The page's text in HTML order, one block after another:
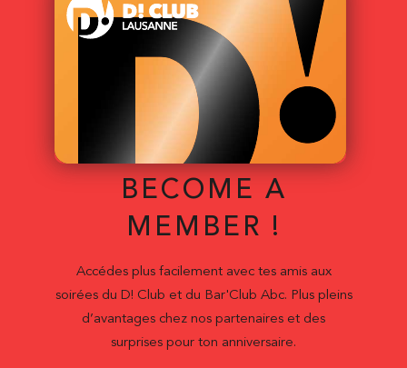
BECOME A
MEMBER !
Accédes plus facilement avec tes amis aux
soirées du D! Club et du Bar'Club Abc. Plus pleins
d’avantages chez nos partenaires et des
surprises pour ton anniversaire.